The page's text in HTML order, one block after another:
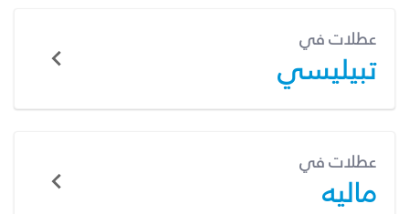
عطلات في
تبيليسي
عطلات في
ماليه